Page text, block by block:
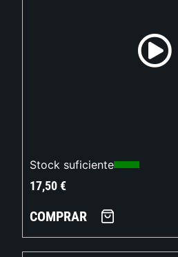
Stock suficiente
17,50€
COMPRAR